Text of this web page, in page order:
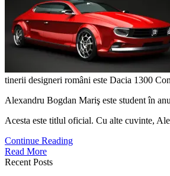
tinerii designeri români este Dacia 1300
Alexandru Bogdan Mariş este student în
Acesta este titlul oficial. Cu alte cuvinte,
Continue Reading
Read More
Recent Posts